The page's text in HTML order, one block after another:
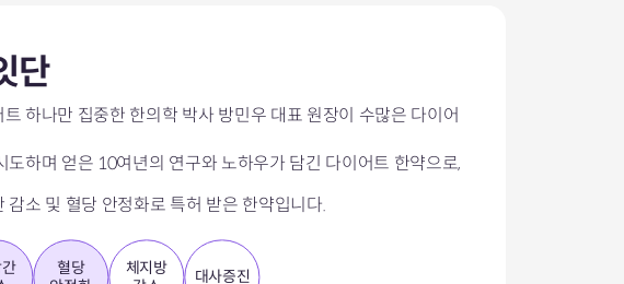
단
트 하나만 집중한 한의학 박사 방민우 대표 원장이 수많은 다이어
도하며 얻은 10여년의 연구와 노하우가 담긴 다이어트 한약으로,
감소 및 혈당 안정화로 특허 받은 한약입니다.
혈당
체지방
대사증진